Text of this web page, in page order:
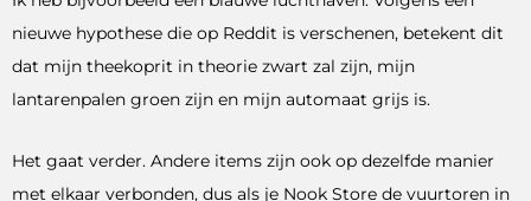
nieuwe hypothese die op Reddit is verschenen, betekent dit
dat mijn theekoprit in theorie zwart zal zijn, mijn
lantarenpalen groen zijn en mijn automaat grijs is.
Het gaat verder. Andere items zijn ook op dezelfde manier
met elkaar verbonden, dus als je Nook Store de vuurtoren in